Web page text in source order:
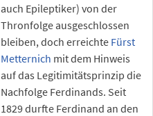
auch Epileptiker) von der
Thronfolge ausgeschlossen
bleiben, doch erreichte Fürst
Metternich mit dem Hinweis
auf das Legitimitätsprinzip die
Nachfolge Ferdinands. Seit
1829 durfte Ferdinand an den